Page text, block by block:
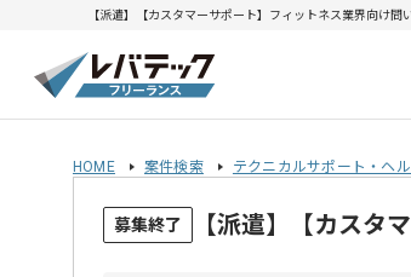
【派遣】【カスタマーサポート】フィットネス業界向け
HOME 案件検索 テクニカルサポート・ヘ
募集終了 【派遣】【カスタ